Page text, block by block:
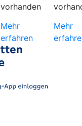
vorhanden
Mehr
erfahren
Mehr